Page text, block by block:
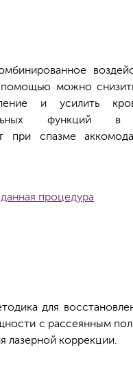
можно
и усилить
при спазме
процедура
для
с рассеянным
лазерной коррекции.